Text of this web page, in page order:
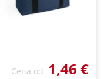
Cena od 1,46 €